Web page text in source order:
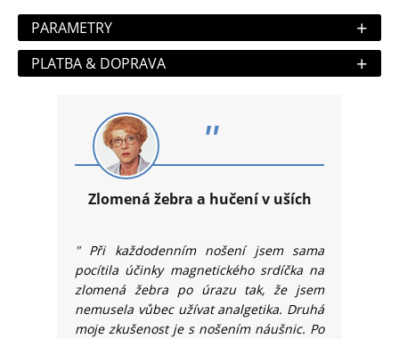
PARAMETRY +
PLATBA & DOPRAVA +
"
Zlomená žebra a hučení v uších
" Při každodenním nošení jsem sama
pocítila účinky magnetického srdíčka na
zlomená žebra po úrazu tak, že jsem
nemusela vůbec užívat analgetika. Druhá
moje zkušenost je s nošením náušnic. Po